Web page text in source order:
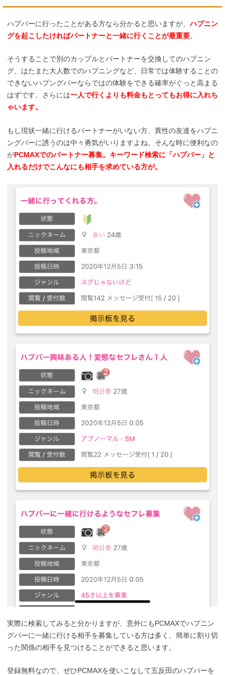
ハプバーに行ったことがある方なら分かると思いますが、ハプニン
グを起こしたければパートナーと一緒に行くことが最重要。
そうすることで別のカップルとパートナーを交換してのハプニン
グ、はたまた大人数でのハプニングなど、日常では体験することの
できないハプングバーならではの体験をできる確率がぐっと高まる
はずです。さらには一人で行くよりも料金もとってもお得に入れち
ゃいます。
もし現状一緒に行けるパートナーがいない方、異性の友達をハプニ
ングバーに誘うのは中々勇気がいりますよね。そんな時に便利なの
がPCMAXでのパートナー募集。キーワード検索に「ハプバー」と
入れるだけでこんなにも相手を求めている方が。
実際に検索してみると分かりますが、意外にもPCMAXでハプニン
グバーに一緒に行ける相手を募集している方は多く、簡単に割り切
った関係の相手を見つけることができると思います。
登録無料なので、ぜひPCMAXを使いこなして五反田のハプバーを